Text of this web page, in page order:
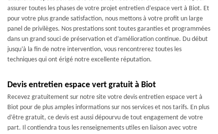
assurer toutes les phases de votre projet entretien d’espace vert à Biot. Et
pour votre plus grande satisfaction, nous mettons à votre profit un large
panel de privilèges. Nos prestations sont toutes garanties et programmées
dans un grand souci de préservation et d’amélioration continue. Du début
jusqu’à la fin de notre intervention, vous rencontrerez toutes les
techniques qui ont érigé notre excellente réputation.
Devis entretien espace vert gratuit à Biot
Recevez gratuitement sur notre site votre devis entretien espace vert à
Biot pour de plus amples informations sur nos services et nos tarifs. En plus
d’être gratuit, ce devis est aussi dépourvu de tout engagement de votre
part. Il contiendra tous les renseignements utiles en liaison avec votre